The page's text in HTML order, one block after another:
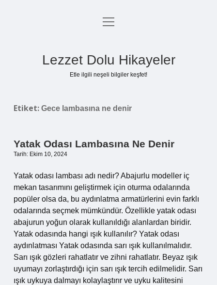
Anasayfa
menüyü
Lezzet Dolu Hikayeler
Etle ilgili neşeli bilgiler keşfet!
Etiket: Gece lambasına ne denir
Yatak Odası Lambasına Ne Denir
Tarih: Ekim 10, 2024
Yatak odası lambası adı nedir? Abajurlu modeller iç
mekan tasarımını geliştirmek için oturma odalarında
popüler olsa da, bu aydınlatma armatürlerini evin farklı
odalarında seçmek mümkündür. Özellikle yatak odası
abajurun yoğun olarak kullanıldığı alanlardan biridir.
Yatak odasında hangi ışık kullanılır? Yatak odası
aydınlatması Yatak odasında sarı ışık kullanılmalıdır.
Sarı ışık gözleri rahatlatır ve zihni rahatlatır. Beyaz ışık
uyumayı zorlaştırdığı için sarı ışık tercih edilmelidir. Sarı
ışık uykuya dalmayı kolaylaştırır ve uyku kalitesini